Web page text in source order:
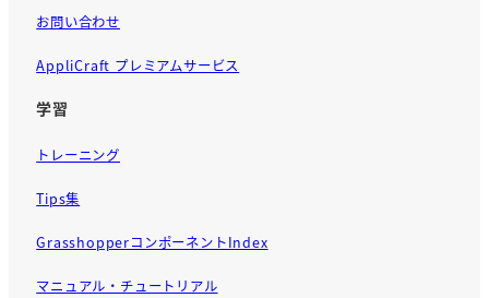
お問い合わせ
AppliCraft プレミアムサービス
学習
トレーニング
Tips集
GrasshopperコンポーネントIndex
マニュアル・チュートリアル